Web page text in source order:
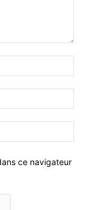
ce navigateur